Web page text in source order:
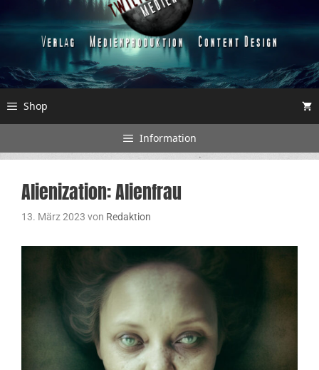
Shop
Information
Alienization: Alienfrau
13. März 2023 von Redaktion